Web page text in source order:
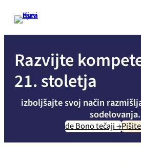
content
Razvijte
21. stoletja
izboljšajte svoj način
sodelovanja.
de Bono tečaji →